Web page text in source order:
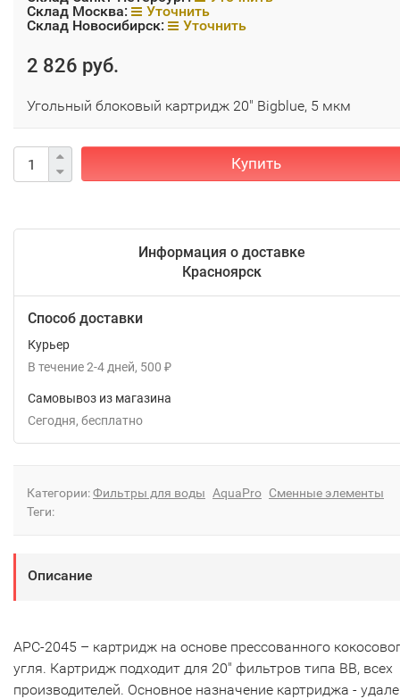
Склад Москва:
Уточнить
Склад Новосибирск:
Уточнить
2 826 руб.
Угольный блоковый картридж 20" Bigblue, 5 мкм
Купить
Информация о доставке
Красноярск
Способ доставки
Курьер
В течение2-4 дней 500 ₽
Самовывоз из магазина
Сегодня
Бесплатно
Категории:Фильтры для воды AquaPro Сменные элементы
Теги:
Описание
APC-2045 – картридж на основе прессованного
угля. Картридж подходит для 20" фильтров типа ВВ, всех
производителей. Основное назначение картриджа -